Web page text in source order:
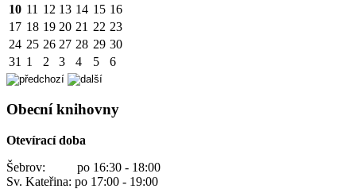
10 11 12 13 14 15 16
17 18 19 20 21 22 23
24 25 26 27 28 29 30
31 1 2 3 4 5 6
Obecní knihovny
Otevírací doba
Šebrov: po 16:30 - 18:00
Sv. Kateřina: po 17:00 - 19:00